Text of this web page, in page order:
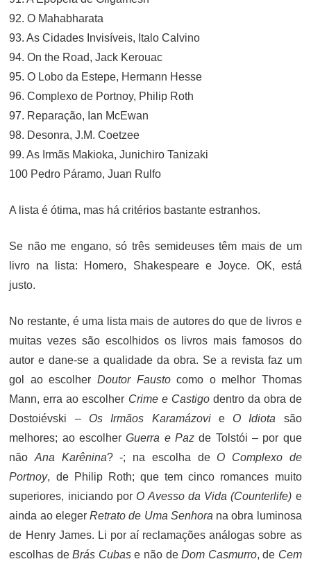
92. O Mahabharata
93. As Cidades Invisíveis, Italo Calvino
94. On the Road, Jack Kerouac
95. O Lobo da Estepe, Hermann Hesse
96. Complexo de Portnoy, Philip Roth
97. Reparação, Ian McEwan
98. Desonra, J.M. Coetzee
99. As Irmãs Makioka, Junichiro Tanizaki
100 Pedro Páramo, Juan Rulfo
A lista é ótima, mas há critérios bastante estranhos.
Se não me engano, só três semideuses têm mais de um
livro na lista: Homero, Shakespeare e Joyce. OK, está
justo.
No restante, é uma lista mais de autores do que de livros e
muitas vezes são escolhidos os livros mais famosos do
autor e dane-se a qualidade da obra. Se a revista faz um
gol ao escolher Doutor Faustocomo o melhor Thomas
Mann, erra ao escolher Crime e Castigo dentro da obra de
Dostoiévski – Os Irmãos Karamázovi e O Idiota são
melhores; ao escolherGuerra e Paz de Tolstói – por que
nãoAna Karênina? -; na escolha de O Complexo de
Portnoy, de Philip Roth; que tem cinco romances muito
superiores, iniciando por O Avesso da Vida (Counterlife) e
ainda ao elegerRetrato de Uma Senhora na obra luminosa
de Henry James. Li por aí reclamações análogas sobre as
escolhas deBrás Cubase não deDom Casmurro, de Cem